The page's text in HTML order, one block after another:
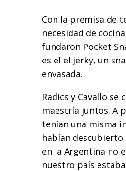
Con la premisa de
necesidad de
fundaron Pocket
es el el jerky, un
envasada.
Radics y Cavallo
maestría juntos. A
tenían una misma
habían descubierto
en la Argentina no
nuestro país